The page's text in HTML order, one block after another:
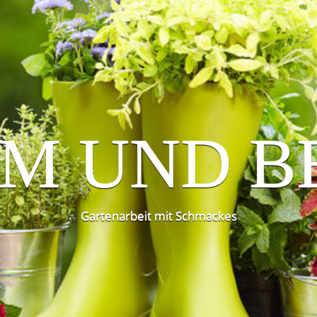
UND
Gartenarbeit mit Schmackes